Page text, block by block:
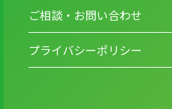
ご相談・お問い合わせ
プライバシーポリシー